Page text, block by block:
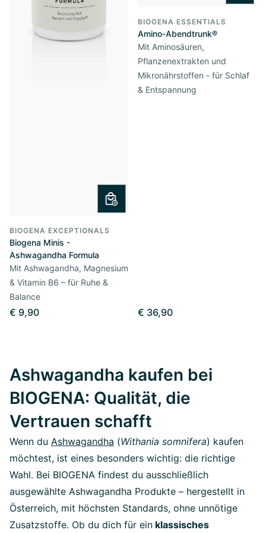
BIOGENA EXCEPTIONALS
Biogena Minis -
Ashwagandha Formula
Mit Ashwagandha, Magnesium
& Vitamin B6 – für Ruhe &
Balance
€ 9,90
BIOGENA ESSENTIALS
Amino-Abendtrunk®
Mit Aminosäuren,
Pflanzenextrakten und
Mikronährstoffen - für Schlaf
& Entspannung
€ 36,90
Ashwagandha kaufen bei
BIOGENA: Qualität, die
Vertrauen schafft
Wenn du Ashwagandha (Withania somnifera) kaufen
möchtest, ist eines besonders wichtig: die richtige
Wahl. Bei BIOGENA findest du ausschließlich
ausgewählte Ashwagandha Produkte – hergestellt in
Österreich, mit höchsten Standards, ohne unnötige
Zusatzstoffe. Ob du dich für ein klassisches